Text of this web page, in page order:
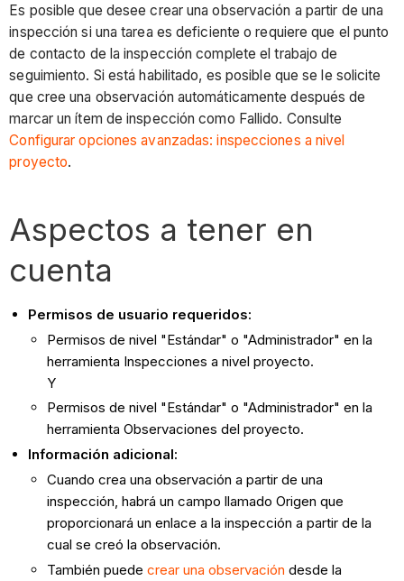
Es posible que desee crear una observación a partir de una
inspección si una tarea es deficiente o requiere que el punto
de contacto de la inspección complete el trabajo de
seguimiento. Si está habilitado, es posible que se le solicite
que cree una observación automáticamente después de
marcar un ítem de inspección como Fallido. Consulte
Configurar opciones avanzadas: inspecciones a nivel
proyecto.
Aspectos a tener en
cuenta
Permisos de usuario requeridos:
Permisos de nivel "Estándar" o "Administrador" en la
herramienta Inspecciones a nivel proyecto.
Y
Permisos de nivel "Estándar" o "Administrador" en la
herramienta Observaciones del proyecto.
Información adicional:
Cuando crea una observación a partir de una
inspección, habrá un campo llamado Origen que
proporcionará un enlace a la inspección a partir de la
cual se creó la observación.
También puedecrear una observación desde la